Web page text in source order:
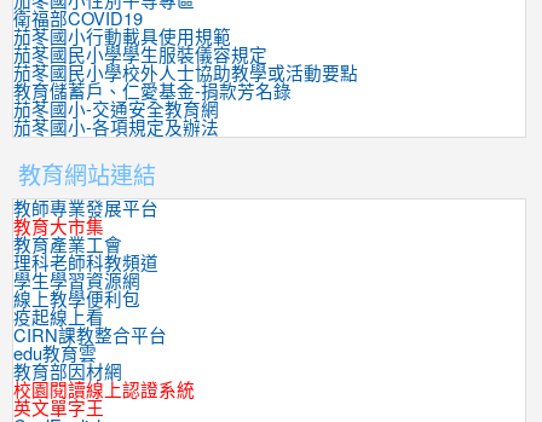
衛福部COVID19
茄苳國小行動載具使用規範
茄苳國民小學學生服裝儀容規定
茄苳國民小學校外人士協助教學或活動要點
教育儲蓄戶、仁愛基金-捐款芳名錄
茄苳國小-交通安全教育網
茄苳國小-各項規定及辦法
教育網站連結
教師專業發展平台
教育大市集
教育產業工會
理科老師科教頻道
學生學習資源網
線上教學便利包
疫起線上看
CIRN課教整合平台
edu教育雲
教育部因材網
校園閱讀線上認證系統
英文單字王